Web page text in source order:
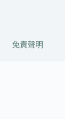
免責聲明